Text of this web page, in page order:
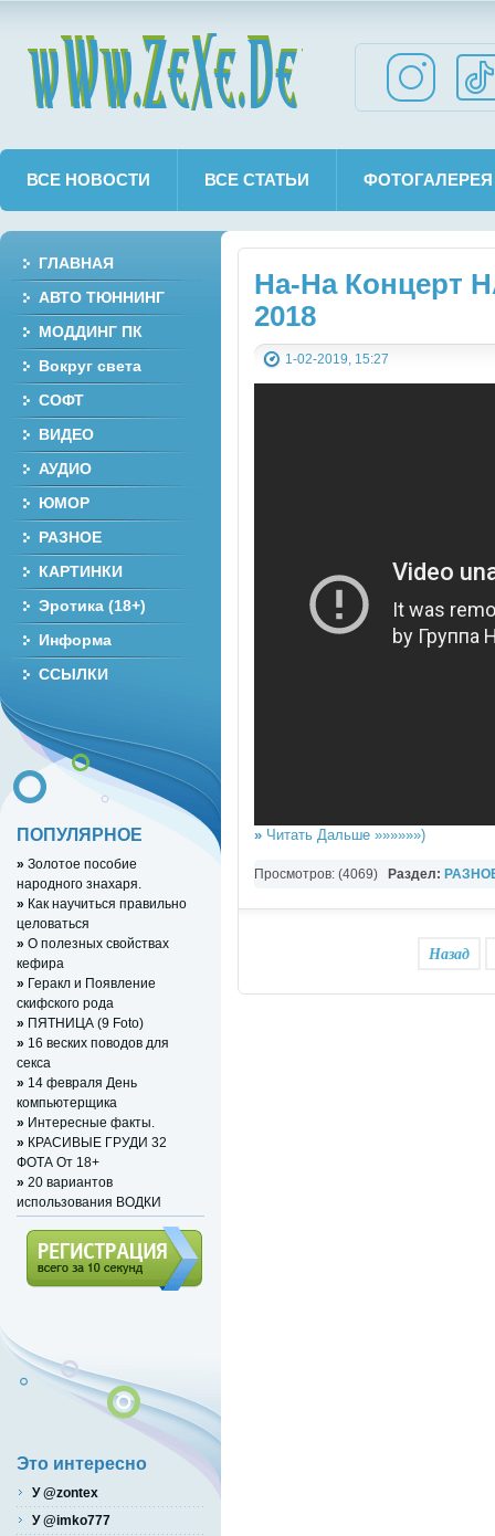
ВСЕ НОВОСТИ ВСЕ СТАТЬИ ФОТОГАЛЕРЕЯ
На-На Концерт
2018
1-02-2019, 15:27
» Читать Дальше »»»»»»)
Просмотров: (4069) Раздел:
Назад
ГЛАВНАЯ
АВТО ТЮННИНГ
МОДДИНГ ПК
Вокруг света
СОФТ
ВИДЕО
АУДИО
ЮМОР
РАЗНОЕ
КАРТИНКИ
Эротика (18+)
Информа
ССЫЛКИ
ПОПУЛЯРНОЕ
» Золотое пособие
народного знахаря.
» Как научиться правильно
целоваться
» О полезных свойствах
кефира
» Геракл и Появление
скифского рода
» ПЯТНИЦА (9 Foto)
» 16 веских поводов для
секса
» 14 февраля День
компьютерщика
» Интересные факты.
» КРАСИВЫЕ ГРУДИ 32
ФОТА От 18+
» 20 вариантов
использования ВОДКИ
Это интересно
У @zontex
У @imko777